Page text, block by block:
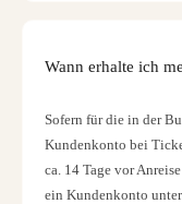
Wann erhalte ich
Sofern für die in der
Kundenkonto bei
ca. 14 Tage vor
ein Kundenkonto unter